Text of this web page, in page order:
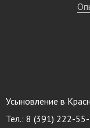
Усыновление в
Тел.: 8 (391) 222-